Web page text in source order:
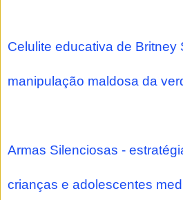
Celulite educativa de Britney
manipulação maldosa da
Armas Silenciosas -
crianças e adolescentes